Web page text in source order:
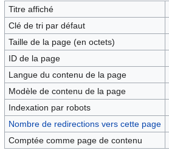
la
navigation
la
recherche
Titre affiché
Clé de tri par défaut
Taille de la page (en octets)
ID de la page
Langue du contenu de la page
Modèle de contenu de la page
Indexation par robots
Nombre de redirections vers cette page
Comptée comme page de contenu